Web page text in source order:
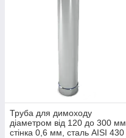
Труба для димоходу
діаметром від 120 до 300 мм,
стінка 0,6 мм, сталь AISI 430